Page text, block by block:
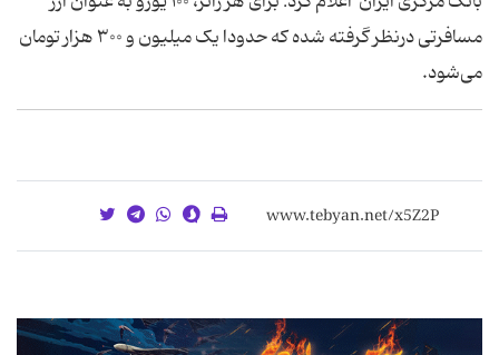
مسافرتی درنظر گرفته شده که حدودا یک میلیون و ۳۰۰ هزار تومان
می‌شود.